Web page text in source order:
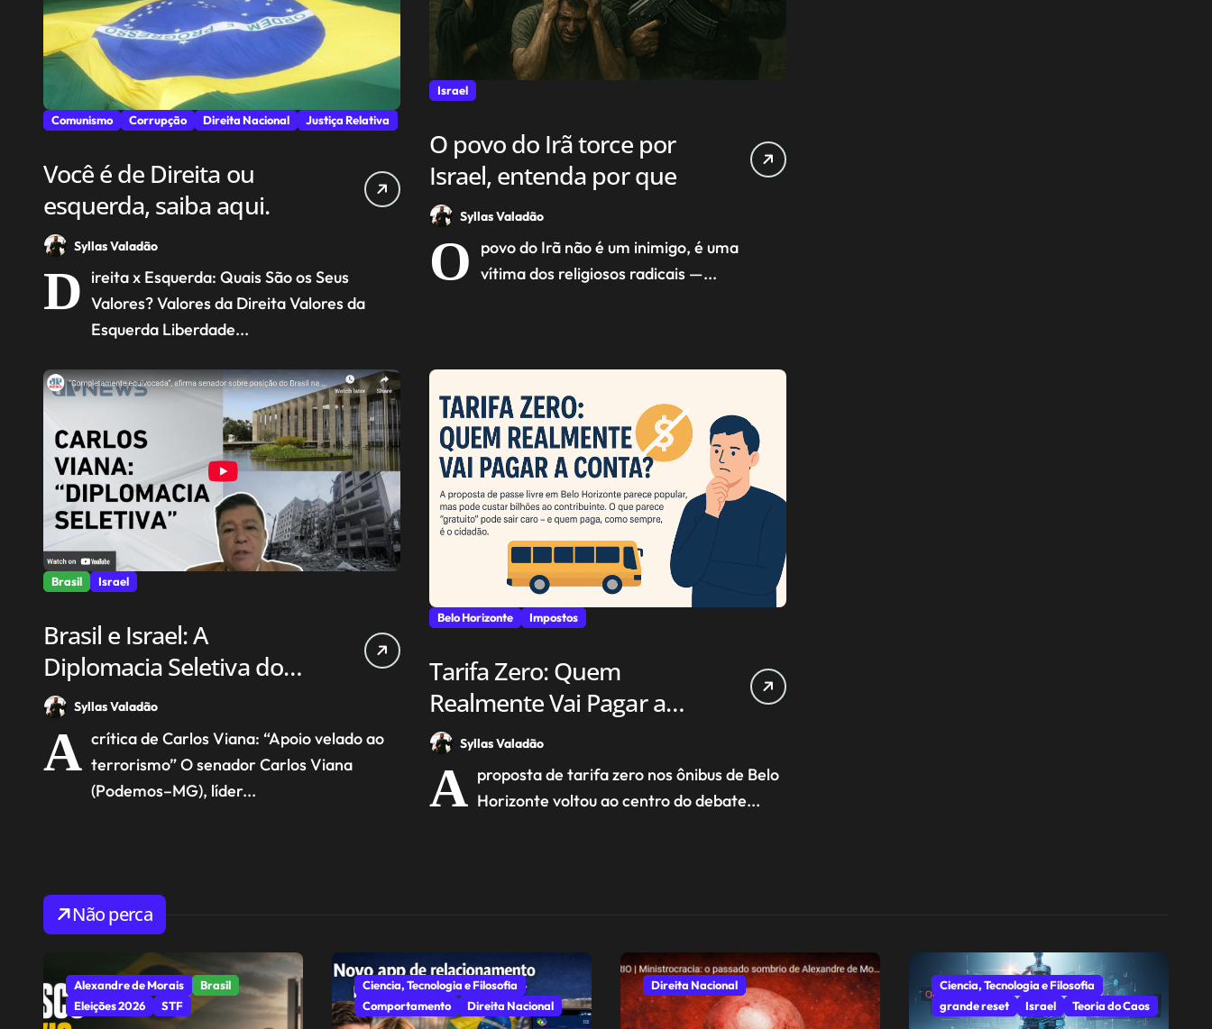
Comunismo Corrupção Direita Nacional Justiça Relativa
Você é de Direita ou
esquerda, saiba aqui.
Syllas Valadão
D ireita x Esquerda: Quais São os Seus
Valores? Valores da Direita Valores da
Esquerda Liberdade...
Israel
O povo do Irã torce por
Israel, entenda por que
Syllas Valadão
O
povo do Irã não é um inimigo, é uma
vítima dos religiosos radicais —...
Brasil Israel
Brasil e Israel: A
Diplomacia Seletiva do
Governo Lula em Foco
Syllas Valadão
A crítica de Carlos Viana: “Apoio velado ao
terrorismo” O senador Carlos Viana
(Podemos–MG), líder...
Belo Horizonte Impostos
Tarifa Zero: Quem
Realmente Vai Pagar a
Conta?
Syllas Valadão
A proposta de tarifa zero nos ônibus de Belo
Horizonte voltou ao centro do debate...
Não perca
Alexandre de Morais
Brasil
Eleições 2026
STF
Ciencia, Tecnologia e Filosofia
Comportamento
Direita Nacional
Direita Nacional
Ciencia, Tecnologia e Filosofia
grande reset
Israel Teoria do Caos